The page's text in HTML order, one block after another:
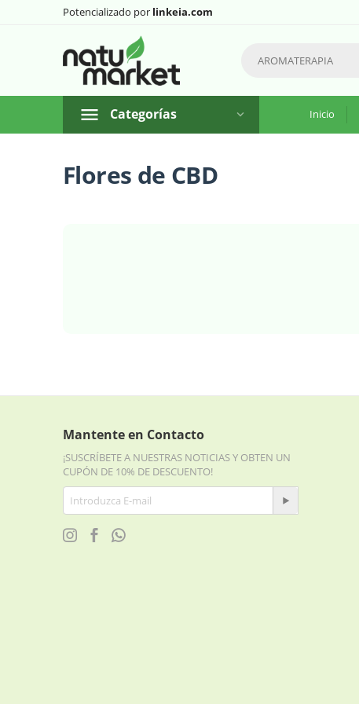
Potencializado por linkeia.com
Categorías Inicio
Flores de CBD
Mantente en Contacto
¡SUSCRÍBETE A NUESTRAS NOTICIAS Y OBTEN UN
CUPÓN DE 10% DE DESCUENTO!